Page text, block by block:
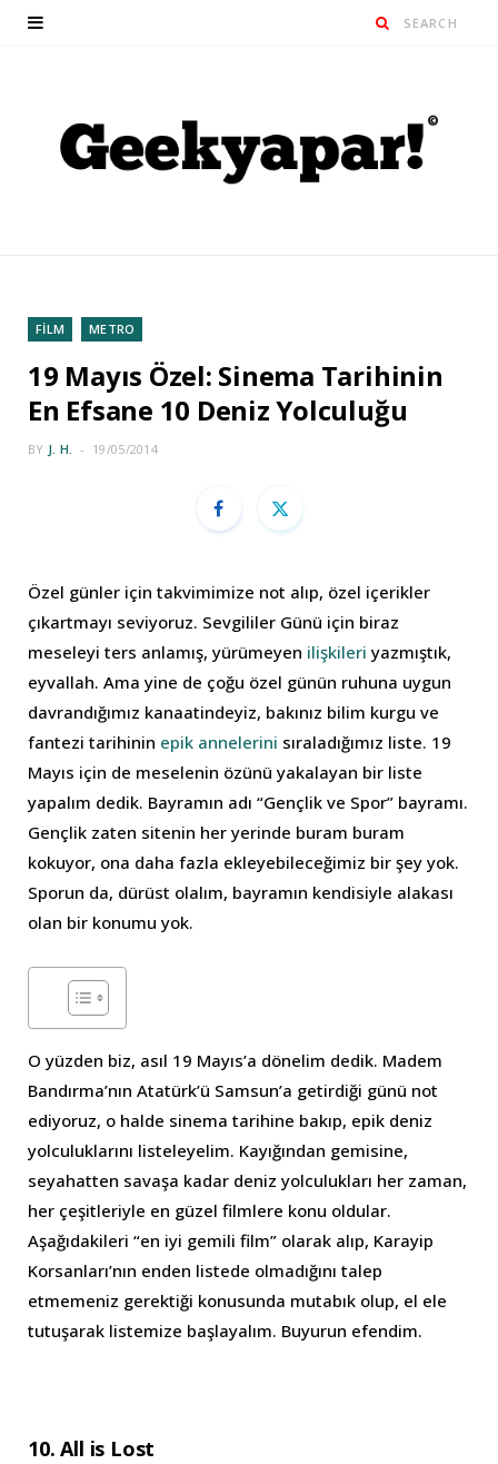
FİLM METRO
19 Mayıs Özel: Sinema Tarihinin
En Efsane 10 Deniz Yolculuğu
BY J. H. 19/05/2014
Özel günler için takvimimize not alıp, özel içerikler
çıkartmayı seviyoruz. Sevgililer Günü için biraz
meseleyi ters anlamış, yürümeyen ilişkileri yazmıştık,
eyvallah. Ama yine de çoğu özel günün ruhuna uygun
davrandığımız kanaatindeyiz, bakınız bilim kurgu ve
fantezi tarihinin epik annelerini sıraladığımız liste. 19
Mayıs için de meselenin özünü yakalayan bir liste
yapalım dedik. Bayramın adı “Gençlik ve Spor” bayramı.
Gençlik zaten sitenin her yerinde buram buram
kokuyor, ona daha fazla ekleyebileceğimiz bir şey yok.
Sporun da, dürüst olalım, bayramın kendisiyle alakası
olan bir konumu yok.
O yüzden biz, asıl 19 Mayıs’a dönelim dedik. Madem
Bandırma’nın Atatürk’ü Samsun’a getirdiği günü not
ediyoruz, o halde sinema tarihine bakıp, epik deniz
yolculuklarını listeleyelim. Kayığından gemisine,
seyahatten savaşa kadar deniz yolculukları her zaman,
her çeşitleriyle en güzel filmlere konu oldular.
Aşağıdakileri “en iyi gemili film” olarak alıp, Karayip
Korsanları’nın enden listede olmadığını talep
etmemeniz gerektiği konusunda mutabık olup, el ele
tutuşarak listemize başlayalım. Buyurun efendim.
10. All is Lost